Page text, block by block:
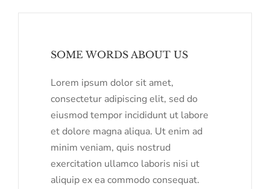
SOME WORDS ABOUT US
Lorem ipsum dolor sit amet,
consectetur adipiscing elit, sed do
eiusmod tempor incididunt ut labore
et dolore magna aliqua. Ut enim ad
minim veniam, quis nostrud
exercitation ullamco laboris nisi ut
aliquip ex ea commodo consequat.